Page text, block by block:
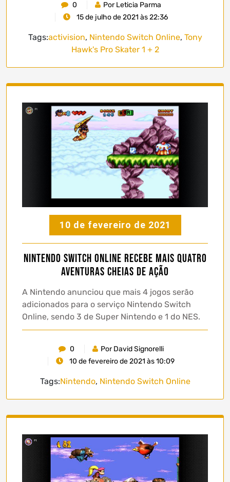
0
Por Leticia Parma
15 de julho de 2021 às 22:36
Tags:activision, Nintendo Switch Online, Tony
Hawk's Pro Skater 1 + 2
10 de fevereiro de 2021
Nintendo Switch Online recebe mais quatro
aventuras cheias de ação
A Nintendo anunciou que mais 4 jogos serão
adicionados para o serviço Nintendo Switch
Online, sendo 3 de Super Nintendo e 1 do NES.
0
Por David Signorelli
10 de fevereiro de 2021 às 10:09
Tags:Nintendo, Nintendo Switch Online